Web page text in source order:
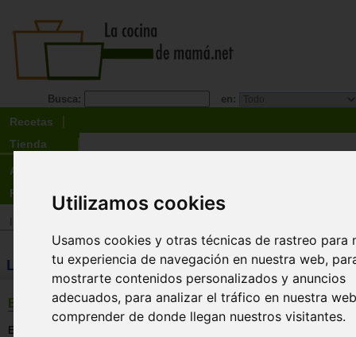
Utilizamos cookies
Usamos cookies y otras técnicas de rastreo para
tu experiencia de navegación en nuestra web,
mostrarte contenidos personalizados y anuncios
adecuados, para analizar el tráfico en nuestra
comprender de donde llegan nuestros visitantes.
Busca: en:
Recetas
Tienda
Actualidad
Registro
LIBROS: Española
BÚSQUEDA
En esta sección: